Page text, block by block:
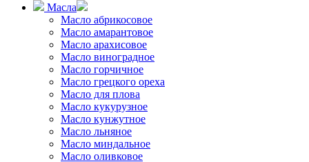
Масла
Масло абрикосовое
Масло амарантовое
Масло арахисовое
Масло виноградное
Масло горчичное
Масло грецкого ореха
Масло для плова
Масло кукурузное
Масло кунжутное
Масло льняное
Масло миндальное
Масло оливковое